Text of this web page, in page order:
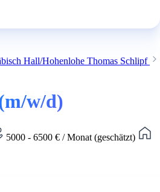
Hall/Hohenlohe Thomas Schlipf
w/d)
5000 - 6500 € / Monat (geschätzt)